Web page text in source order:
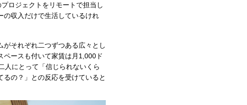
ロジェクトをリモートで担当し
の収入だけで生活しているけれ
それぞれ二つずつある広々とし
ペースも付いて家賃は月1,000ド
人にとって「信じられないくら
の？」との反応を受けていると